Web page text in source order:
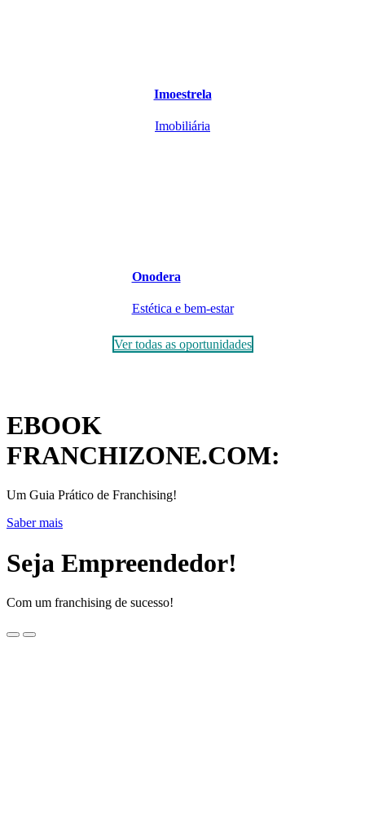
Imoestrela
Imobiliária
Onodera
Estética e bem-estar
Ver todas as oportunidades
EBOOK
FRANCHIZONE.COM:
Um Guia Prático de Franchising!
Saber mais
Seja Empreendedor!
Com um franchising de sucesso!